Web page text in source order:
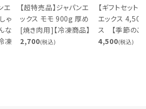
エ
ゃ
な
凍
【超特売品】ジャパンエ
ックス モモ 900g 厚め
[焼き肉用]【冷凍商品】
2,700(税込)
【ギフトセット
エックス
ス 【季節のご
4,500(税込)